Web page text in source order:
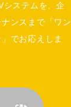
システムを、企
ンスまで「ワン
でお応えしま